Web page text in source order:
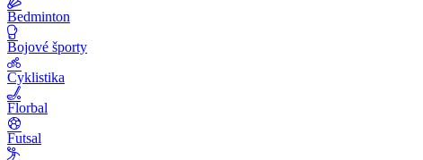
Bedminton
Bojové športy
Cyklistika
Florbal
Futsal